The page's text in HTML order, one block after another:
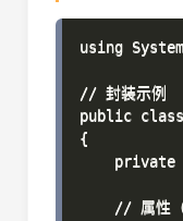
using
// 封装示例
public class
{
private
// 属性（